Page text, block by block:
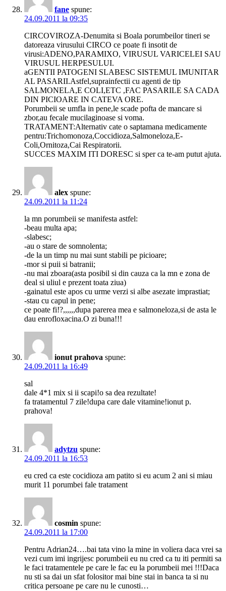
fane spune:
24.09.2011 la 09:35
CIRCOVIROZA-Denumita si Boala porumbeilor tineri se
datoreaza virusului CIRCO ce poate fi insotit de
virusi:ADENO,PARAMIXO, VIRUSUL VARICELEI SAU
VIRUSUL HERPESULUI.
aGENTII PATOGENI SLABESC SISTEMUL IMUNITAR
AL PASARII.Astfel,suprainfectii cu agenti de tip
SALMONELA,E COLI,ETC ,FAC PASARILE SA CADA
DIN PICIOARE IN CATEVA ORE.
Porumbeii se umfla in pene,le scade pofta de mancare si
zbor,au fecale mucilaginoase si voma.
TRATAMENT:Alternativ cate o saptamana medicamente
pentru:Trichomonoza,Coccidioza,Salmoneloza,E-
Coli,Ornitoza,Cai Respiratorii.
SUCCES MAXIM ITI DORESC si sper ca te-am putut ajuta.
alex spune:
24.09.2011 la 11:24
la mn porumbeii se manifesta astfel:
-beau multa apa;
-slabesc;
-au o stare de somnolenta;
-de la un timp nu mai sunt stabili pe picioare;
-mor si puii si batranii;
-nu mai zboara(asta posibil si din cauza ca la mn e zona de
deal si uliul e prezent toata ziua)
-gainatul este apos cu urme verzi si albe asezate imprastiat;
-stau cu capul in pene;
ce poate fi!?,,,,,,dupa parerea mea e salmoneloza,si de asta le
dau enrofloxacina.O zi buna!!!
ionut prahova spune:
24.09.2011 la 16:49
sal
dale 4*1 mix si ii scapi!o sa dea rezultate!
fa tratamentul 7 zile!dupa care dale vitamine!ionut p.
prahova!
adytzu spune:
24.09.2011 la 16:53
eu cred ca este cocidioza am patito si eu acum 2 ani si miau
murit 11 porumbei fale tratament
cosmin spune:
24.09.2011 la 17:00
Pentru Adrian24….bai tata vino la mine in voliera daca vrei sa
vezi cum imi ingrijesc porumbeii eu nu cred ca tu iti permiti sa
le faci tratamentele pe care le fac eu la porumbeii mei !!!Daca
nu sti sa dai un sfat folositor mai bine stai in banca ta si nu
critica persoane pe care nu le cunosti…